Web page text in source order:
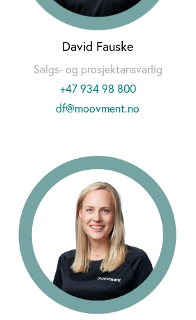
David Fauske
Salgs- og prosjektansvarlig
+47 934 98 800
df@moovment.no